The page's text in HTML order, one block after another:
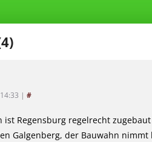
| #
ist Regensburg regelrecht
Galgenberg, der Bauwahn nimmt